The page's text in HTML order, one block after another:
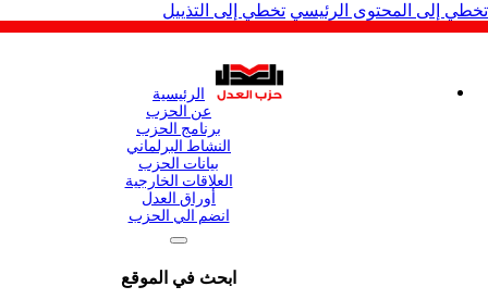
الرئيسي تخطي إلى التذييل
الرئيسية
برنامج الحزب
النشاط البرلماني
بيانات الحزب
العلاقات الخارجية
انضم الي الحزب
ابحث في الموقع